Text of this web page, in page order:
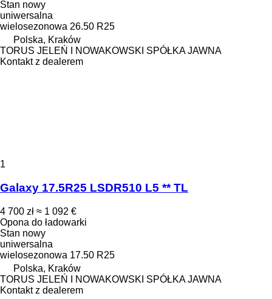
Stan nowy
uniwersalna
wielosezonowa 26.50 R25
Polska, Kraków
TORUS JELEŃ I NOWAKOWSKI SPÓŁKA JAWNA
Kontakt z dealerem
1
Galaxy 17.5R25 LSDR510 L5 ** TL
4 700 zł ≈ 1 092 €
Opona do ładowarki
Stan nowy
uniwersalna
wielosezonowa 17.50 R25
Polska, Kraków
TORUS JELEŃ I NOWAKOWSKI SPÓŁKA JAWNA
Kontakt z dealerem